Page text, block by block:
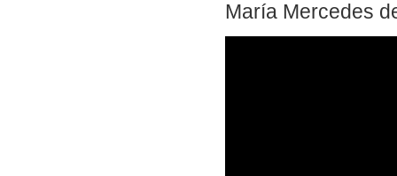
María Mercedes